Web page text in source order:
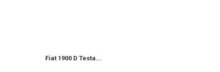
Fiat 1900 D Testa...